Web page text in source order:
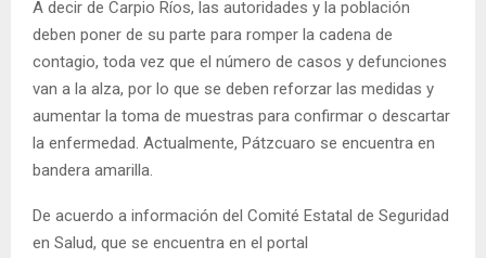
A decir de Carpio Ríos, las autoridades y la población
deben poner de su parte para romper la cadena de
contagio, toda vez que el número de casos y defunciones
van a la alza, por lo que se deben reforzar las medidas y
aumentar la toma de muestras para confirmar o descartar
la enfermedad. Actualmente, Pátzcuaro se encuentra en
bandera amarilla.
De acuerdo a información del Comité Estatal de Seguridad
en Salud, que se encuentra en el portal